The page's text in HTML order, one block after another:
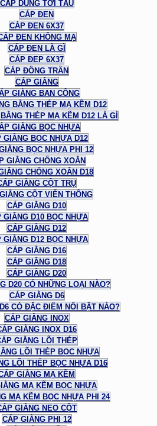
CÁP DÙNG TỜI TÀU
CÁP ĐEN
CÁP ĐEN 6X37
ĐEN KHÔNG MẠ
CÁP ĐEN LÀ GÌ
CÁP ĐEP 6X37
CÁP ĐỒNG TRẦN
CÁP GIẰNG
GIẰNG BAN CÔNG
BẰNG THÉP MẠ KẼM D12
THÉP MẠ KẼM D12 LÀ GÌ
GIẰNG BỌC NHỰA
GIẰNG BỌC NHỰA D12
BỌC NHỰA PHI 12
GIẰNG CHỐNG XOẮN
CHỐNG XOẮN D18
GIẰNG CỘT TRỤ
CỘT VIỄN THÔNG
CÁP GIẰNG D10
GIẰNG D10 BỌC NHỰA
CÁP GIẰNG D12
GIẰNG D12 BỌC NHỰA
CÁP GIẰNG D16
CÁP GIẰNG D18
CÁP GIẰNG D20
D20 CÓ NHỮNG LOẠI NÀO?
CÁP GIẰNG D6
CÓ ĐẶC ĐIỂM NỔI BẬT NÀO?
CÁP GIẰNG INOX
GIẰNG INOX D16
GIẰNG LÕI THÉP
LÕI THÉP BỌC NHỰA
LÕI THÉP BỌC NHỰA D16
GIẰNG MẠ KẼM
MẠ KẼM BỌC NHỰA
MẠ KẼM BỌC NHỰA PHI 24
GIẰNG NEO CỘT
CÁP GIẰNG PHI 12